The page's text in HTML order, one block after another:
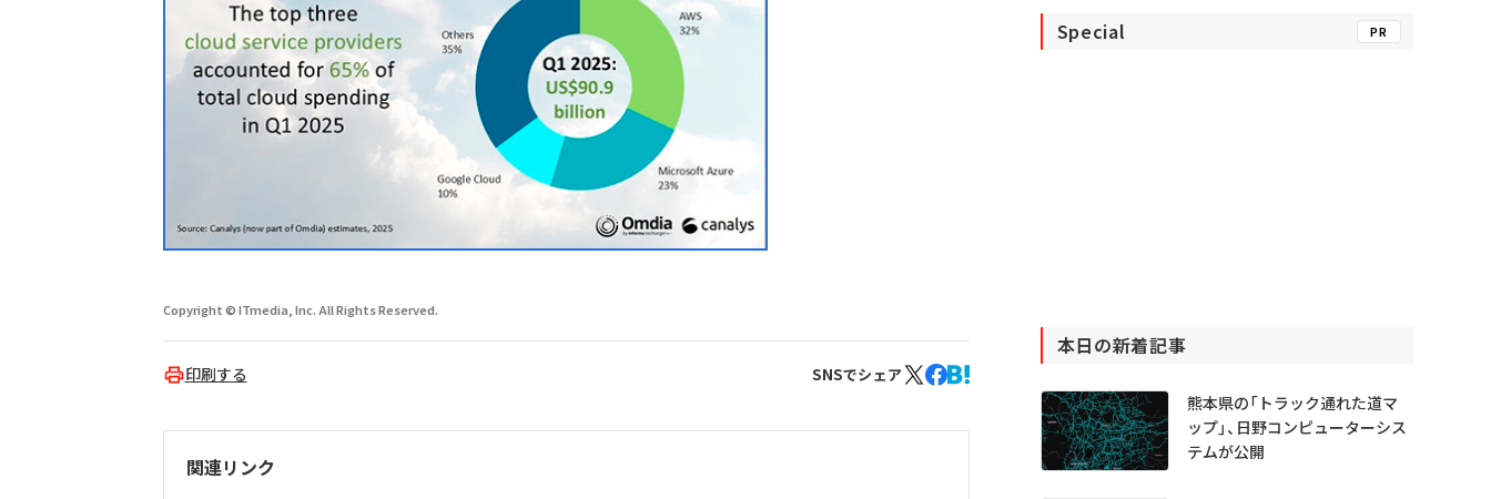
Copyright © ITmedia, Inc. All Rights Reserved.
印刷する SNSでシェア
関連リンク
Special PR
本日の新着記事
熊本県の「トラック通れた道マ
ップ」、日野コンピューターシス
テムが公開